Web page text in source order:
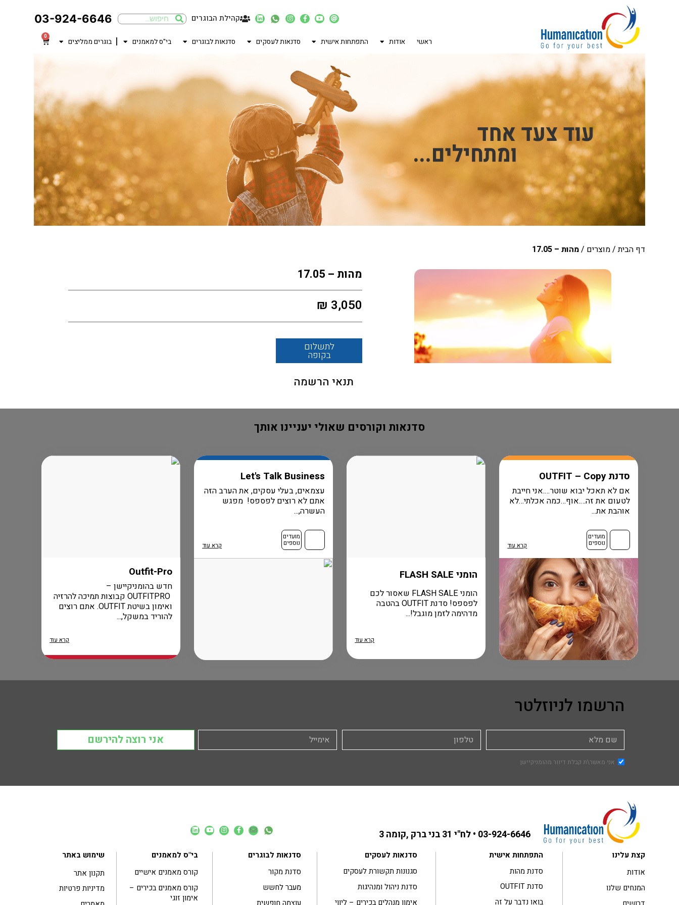
קהילת הבוגרים 03-924-6646
ראשי אודות התפתחות אישית סדנאות לעסקים סדנאות לבוגרים בי"ס למאמנים בוגרים ממליצים
0
דף הבית/מוצרים /מהות – 17.05
מהות – 17.05
₪ 3,050
לתשלום
בקופה
תנאי הרשמה
סדנאות וקורסים שאולי יעניינו אותך
סדנת OUTFIT – Copy
אם לא תאכל יבוא שוטר….אני חייבת
לטעום את זה….אוף…כמה אכלתי…לא
אוהבת את...
מועדים
נוספים קרא עוד
הומני FLASH SALE
הומני FLASH SALE שאסור לכם
לפספס! סדנת OUTFIT בהטבה
מדהימה לזמן מוגבל!...
קרא עוד
Let's Talk Business
עצמאים, בעלי עסקים, את הערב הזה
אתם לא רוצים לפספס! מפגש
העשרה,...
מועדים
נוספים קרא עוד
Outfit-Pro
חדש בהומניקיישן –
OUTFITPRO קבוצות תמיכה להרזיה
ואימון בשיטת OUTFIT. אתם רוצים
להוריד במשקל,...
קרא עוד
הרשמו לניוזלטר
אני מאשר\ת קבלת דיוור מהומניקיישן
אני רוצה להירשם
03-924-6646 • לח"י 31 בני ברק ,קומה 3
קצת עלינו
אודות
המנחים שלנו
התפתחות אישית
סדנת מהות
סדנת OUTFIT
בואו נדבר על זה
סדנאות לעסקים
סגנונות תקשורת לעסקים
סדנת ניהול ומנהיגות
אימון מנהלים בכירים – ליווי
סדנאות לבוגרים
סדנת מקור
מעבר לחשש
בי"ס למאמנים
קורס מאמנים אישיים
קורס מאמנים בכירים –
אימון זוגי
שימוש באתר
תקנון אתר
מדיניות פרטיות